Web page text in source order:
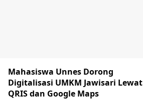
Mahasiswa Unnes Dorong
Digitalisasi UMKM Jawisari Lewat
QRIS dan Google Maps